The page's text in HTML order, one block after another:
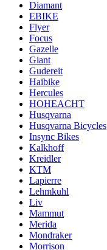
Diamant
EBIKE
Flyer
Focus
Gazelle
Giant
Gudereit
Haibike
Hercules
HOHEACHT
Husqvarna
Husqvarna Bicycles
Insync Bikes
Kalkhoff
Kreidler
KTM
Lapierre
Lehmkuhl
Liv
Mammut
Merida
Mondraker
Morrison